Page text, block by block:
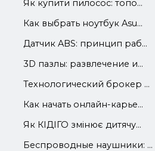
Як купити пилосос: топо...
Как выбрать ноутбук Asu...
Датчик ABS: принцип раб...
3D пазлы: развлечение и...
Технологический брокер ...
Как начать онлайн-карье...
Як КІДІГО змінює дитячу...
Беспроводные наушники: ...